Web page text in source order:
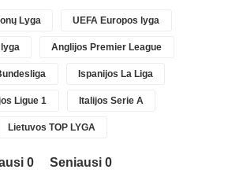
Lyga UEFA Europos lyga
Anglijos Premier League
Ispanijos La Liga
Ligue 1 Italijos Serie A
Lietuvos TOP LYGA
0
Seniausi 0